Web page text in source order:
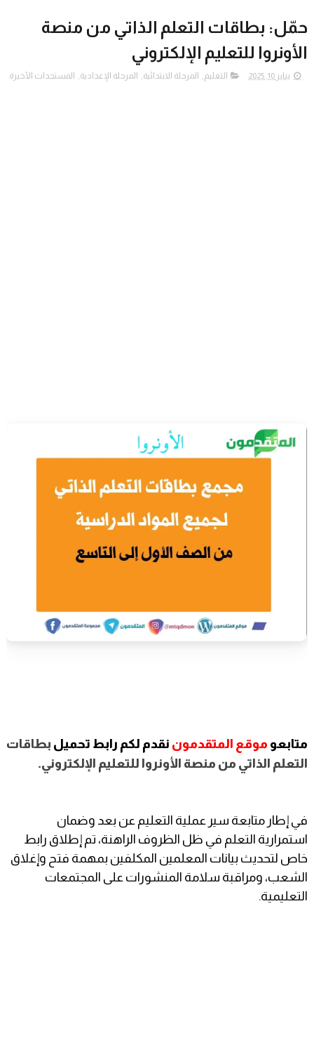
حمّل: بطاقات التعلم الذاتي من منصة
الأونروا للتعليم الإلكتروني
يناير 10, 2025 التعليم, المرحلة الابتدائية, المرحلة الإعدادية, المستجدات الأخيرة
متابعو موقع المتقدمون نقدم لكم رابط تحميل بطاقات
التعلم الذاتي من منصة الأونروا للتعليم الإلكتروني.
في إطار متابعة سير عملية التعليم عن بعد وضمان
استمرارية التعلم في ظل الظروف الراهنة، تم إطلاق رابط
خاص لتحديث بيانات المعلمين المكلفين بمهمة فتح وإغلاق
الشعب، ومراقبة سلامة المنشورات على المجتمعات
التعليمية.